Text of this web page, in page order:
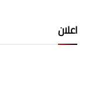
اعلان